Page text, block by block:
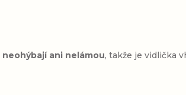
neohýbají ani nelámou, takže je vidlička